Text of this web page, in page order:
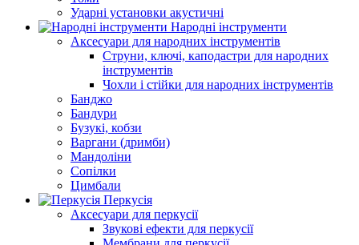
Ударні установки акустичні
Народні інструменти
Аксесуари для народних інструментів
Струни, ключі, каподастри для народних
інструментів
Чохли і стійки для народних інструментів
Банджо
Бандури
Бузукі, кобзи
Варгани (дримби)
Мандоліни
Сопілки
Цимбали
Перкусія
Аксесуари для перкусії
Звукові ефекти для перкусії